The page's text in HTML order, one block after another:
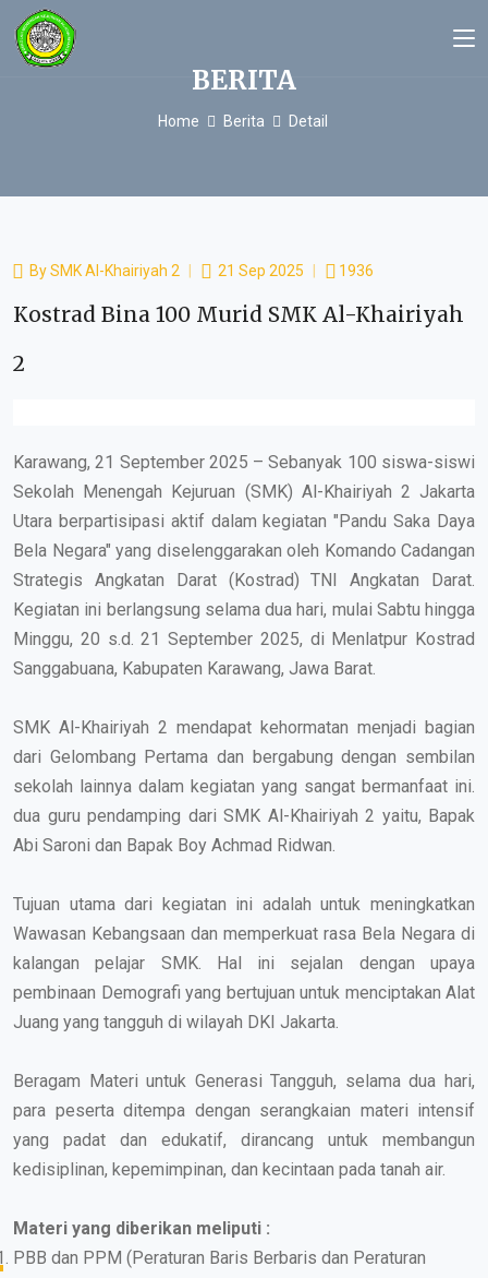
BERITA
Home Berita Detail
BySMK Al-Khairiyah 2 21 Sep 2025 1936
Kostrad Bina 100 Murid SMK Al-Khairiyah
2
Karawang, 21 September 2025 – Sebanyak 100 siswa-siswi
Sekolah Menengah Kejuruan (SMK) Al-Khairiyah 2 Jakarta
Utara berpartisipasi aktif dalam kegiatan "Pandu Saka Daya
Bela Negara" yang diselenggarakan oleh Komando Cadangan
Strategis Angkatan Darat (Kostrad) TNI Angkatan Darat.
Kegiatan ini berlangsung selama dua hari, mulai Sabtu hingga
Minggu, 20 s.d. 21 September 2025, di Menlatpur Kostrad
Sanggabuana, Kabupaten Karawang, Jawa Barat.
SMK Al-Khairiyah 2 mendapat kehormatan menjadi bagian
dari Gelombang Pertama dan bergabung dengan sembilan
sekolah lainnya dalam kegiatan yang sangat bermanfaat ini.
dua guru pendamping dari SMK Al-Khairiyah 2 yaitu, Bapak
Abi Saroni dan Bapak Boy Achmad Ridwan.
Tujuan utama dari kegiatan ini adalah untuk meningkatkan
Wawasan Kebangsaan dan memperkuat rasa Bela Negara di
kalangan pelajar SMK. Hal ini sejalan dengan upaya
pembinaan Demografi yang bertujuan untuk menciptakan Alat
Juang yang tangguh di wilayah DKI Jakarta.
Beragam Materi untuk Generasi Tangguh, selama dua hari,
para peserta ditempa dengan serangkaian materi intensif
yang padat dan edukatif, dirancang untuk membangun
kedisiplinan, kepemimpinan, dan kecintaan pada tanah air.
Materi yang diberikan meliputi :
PBB dan PPM (Peraturan Baris Berbaris dan Peraturan